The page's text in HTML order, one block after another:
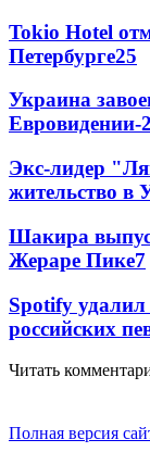
Tokio Hotel
Петербурге25
Украина
Евровидении-
Экс-лидер
жительство в
Шакира
Жераре Пике7
Spotify
российских
Читать
Полная версия